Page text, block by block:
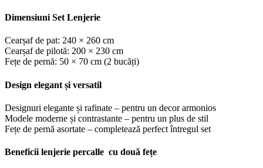
Dimensiuni Set Lenjerie
Cearșaf de pat: 240 × 260 cm
Cearșaf de pilotă: 200 × 230 cm
Fețe de pernă: 50 × 70 cm (2 bucăți)
Design elegant și versatil
Designuri elegante și rafinate – pentru un decor armonios
Modele moderne și contrastante – pentru un plus de stil
Fețe de pernă asortate – completează perfect întregul set
Beneficii lenjerie percalle cu două fețe